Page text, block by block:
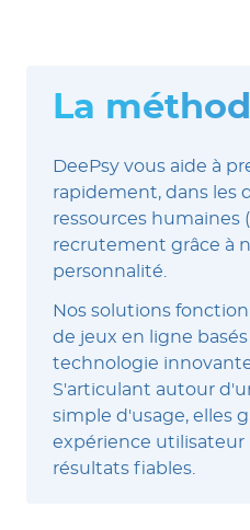
La
DeePsy vous aide à
rapidement, dans les
ressources humaines
recrutement grâce à
personnalité.
Nos solutions
de jeux en ligne
technologie
S'articulant autour
simple d'usage, elles
expérience utilisateur
résultats fiables.